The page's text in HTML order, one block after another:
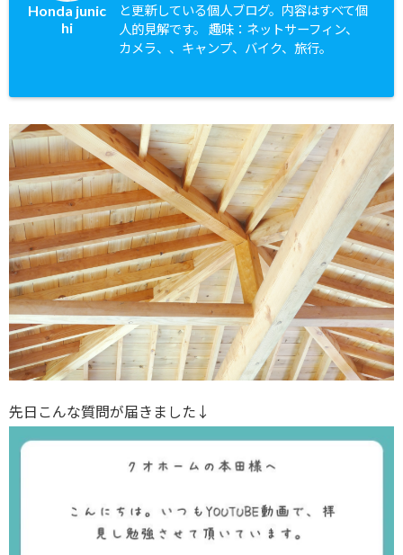
Honda junic
hi
と更新している個人ブログ。内容はすべて個
人的見解です。 趣味：ネットサーフィン、
カメラ、、キャンプ、バイク、旅行。
先日こんな質問が届きました↓